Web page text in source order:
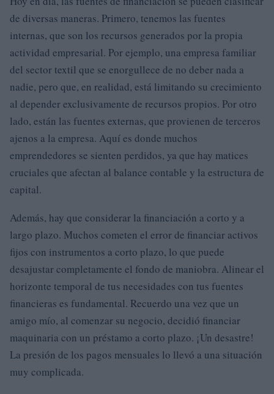
de diversas maneras. Primero, tenemos las fuentes
internas, que son los recursos generados por la propia
actividad empresarial. Por ejemplo, una empresa familiar
del sector textil que se enorgullece de no deber nada a
nadie, pero que, en realidad, está limitando su crecimiento
al depender exclusivamente de recursos propios. Por otro
lado, están las fuentes externas, que provienen de terceros
ajenos a la empresa. Aquí es donde muchos
emprendedores se sienten perdidos, ya que hay matices
cruciales que afectan al balance contable y la estructura de
capital.
Además, hay que considerar la financiación a corto y a
largo plazo. Muchos cometen el error de financiar activos
fijos con instrumentos a corto plazo, lo que puede
desajustar completamente el fondo de maniobra. Alinear el
horizonte temporal de tus necesidades con tus fuentes
financieras es fundamental. Recuerdo una vez que un
amigo mío, al comenzar su negocio, decidió financiar
maquinaria con un préstamo a corto plazo. ¡Un desastre!
La presión de los pagos mensuales lo llevó a una situación
muy complicada.